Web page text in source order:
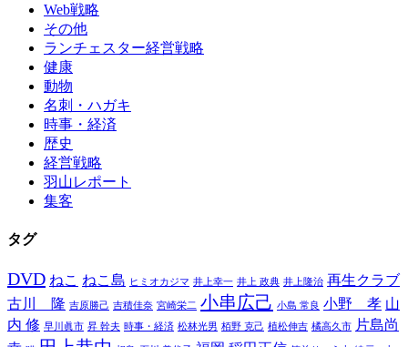
Web戦略
その他
ランチェスター経営戦略
健康
動物
名刺・ハガキ
時事・経済
歴史
経営戦略
羽山レポート
集客
タグ
DVD ねこ ねこ島 ヒミオカジマ 井上幸一 井上 政典 井上隆治 再生クラブ
古川 隆 吉原勝己 吉積佳奈 宮崎栄二 小串広己 小島 常良 小野 孝 山
内 修 早川眞市 昇 幹夫 時事・経済 松林光男 栢野 克己 植松伸吉 橘高久市 片島尚